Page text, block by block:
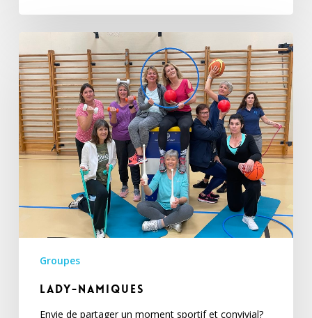
namiques
Groupes
Lady-namiques
Envie de partager un moment sportif et convivial?